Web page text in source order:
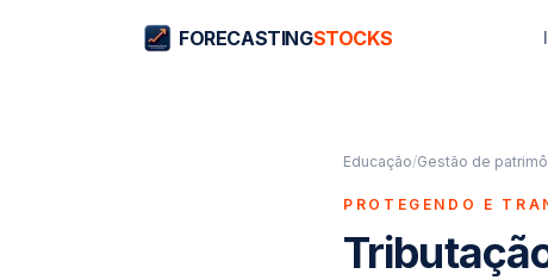
FORECASTINGSTOCKS
Educação/Gestão de
PROTEGENDO E